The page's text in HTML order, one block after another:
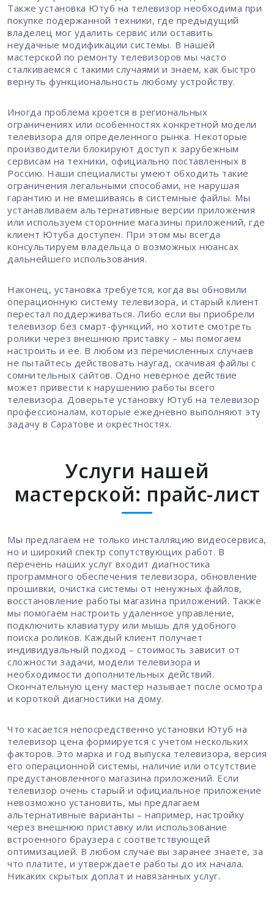
Также установка Ютуб на телевизор необходима при
покупке подержанной техники, где предыдущий
владелец мог удалить сервис или оставить
неудачные модификации системы. В нашей
мастерской по ремонту телевизоров мы часто
сталкиваемся с такими случаями и знаем, как быстро
вернуть функциональность любому устройству.
Иногда проблема кроется в региональных
ограничениях или особенностях конкретной модели
телевизора для определенного рынка. Некоторые
производители блокируют доступ к зарубежным
сервисам на техники, официально поставленных в
Россию. Наши специалисты умеют обходить такие
ограничения легальными способами, не нарушая
гарантию и не вмешиваясь в системные файлы. Мы
устанавливаем альтернативные версии приложения
или используем сторонние магазины приложений, где
клиент Ютуба доступен. При этом мы всегда
консультируем владельца о возможных нюансах
дальнейшего использования.
Наконец, установка требуется, когда вы обновили
операционную систему телевизора, и старый клиент
перестал поддерживаться. Либо если вы приобрели
телевизор без смарт-функций, но хотите смотреть
ролики через внешнюю приставку – мы помогаем
настроить и ее. В любом из перечисленных случаев
не пытайтесь действовать наугад, скачивая файлы с
сомнительных сайтов. Одно неверное действие
может привести к нарушению работы всего
телевизора. Доверьте установку Ютуб на телевизор
профессионалам, которые ежедневно выполняют эту
задачу в Саратове и окрестностях.
Услуги нашей
мастерской: прайс-лист
Мы предлагаем не только инсталляцию видеосервиса,
но и широкий спектр сопутствующих работ. В
перечень наших услуг входит диагностика
программного обеспечения телевизора, обновление
прошивки, очистка системы от ненужных файлов,
восстановление работы магазина приложений. Также
мы помогаем настроить удаленное управление,
подключить клавиатуру или мышь для удобного
поиска роликов. Каждый клиент получает
индивидуальный подход – стоимость зависит от
сложности задачи, модели телевизора и
необходимости дополнительных действий.
Окончательную цену мастер называет после осмотра
и короткой диагностики на дому.
Что касается непосредственно установки Ютуб на
телевизор цена формируется с учетом нескольких
факторов. Это марка и год выпуска телевизора, версия
его операционной системы, наличие или отсутствие
предустановленного магазина приложений. Если
телевизор очень старый и официальное приложение
невозможно установить, мы предлагаем
альтернативные варианты – например, настройку
через внешнюю приставку или использование
встроенного браузера с соответствующей
оптимизацией. В любом случае вы заранее знаете, за
что платите, и утверждаете работы до их начала.
Никаких скрытых доплат и навязанных услуг.